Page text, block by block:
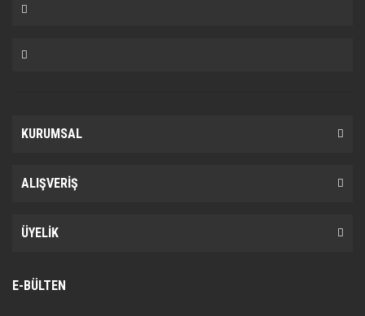
KURUMSAL
ALIŞVERİŞ
ÜYELİK
E-BÜLTEN